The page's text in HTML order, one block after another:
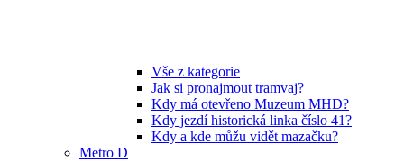
Vše z kategorie
Jak si pronajmout tramvaj?
Kdy má otevřeno Muzeum MHD?
Kdy jezdí historická linka číslo 41?
Kdy a kde můžu vidět mazačku?
Metro D